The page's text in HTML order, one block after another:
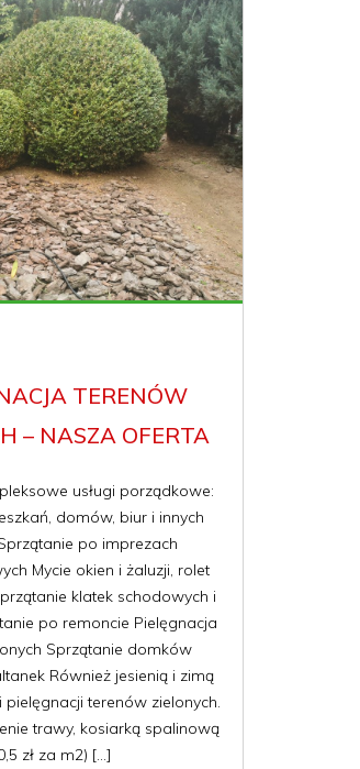
TERENÓW
– NASZA OFERTA
usługi porządkowe:
domów, biur i innych
po imprezach
Mycie okien i żaluzji, rolet
klatek schodowych i
po remoncie Pielęgnacja
Sprzątanie domków
Również jesienią i zimą
pielęgnacji terenów zielonych.
trawy, kosiarką spalinową
zł za m2) […]